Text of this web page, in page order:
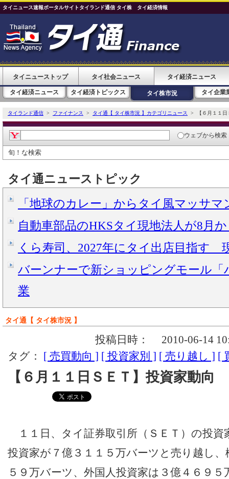
タイニュース速報ポータルサイトタイランド通信 タイ株 タイ経済情報
タイニューストップ タイ社会ニュース タイ経済ニュース
タイ経済ニュース タイ経済トピックス タイ株市況 タイ企業
タイランド通信 > ファイナンス > タイ通【 タイ株市況 】カテゴリニュース > 【６月１１日
ウェブから検索
旬！な検索
タイ通ニューストピック
「地球のカレー」からタイ風マッサマ
自動車部品のHKSタイ現地法人が8月
くら寿司、2027年にタイ出店目指す
バーンナーで新ショッピングモール「
業
タイ通【 タイ株市況 】
投稿日時：
2010-06-14
タグ： [ 売買動向 ] [ 投資家別 ] [ 売り越し ] [
【６月１１日ＳＥＴ】投資家動向
１１日、タイ証券取引所（ＳＥＴ）の投資
投資家が７億３１１５万バーツと売り越し
５９万バーツ、外国人投資家は３億４６９